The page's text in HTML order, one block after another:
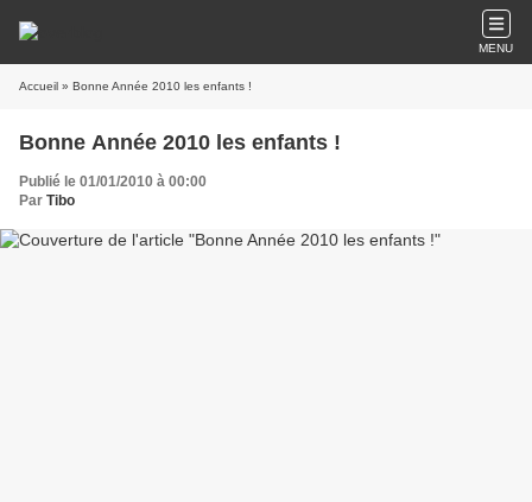
MENU
Accueil » Bonne Année 2010 les enfants !
Bonne Année 2010 les enfants !
Publié le 01/01/2010 à 00:00
Par Tibo